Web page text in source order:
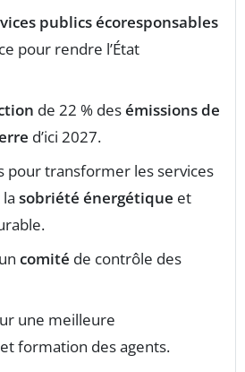
publics écoresponsables
pour rendre l’État
de 22 % desémissions de
d’ici 2027.
pour transformer les services
sobriété énergétique et
comité de contrôle des
une meilleure
et formation des agents.